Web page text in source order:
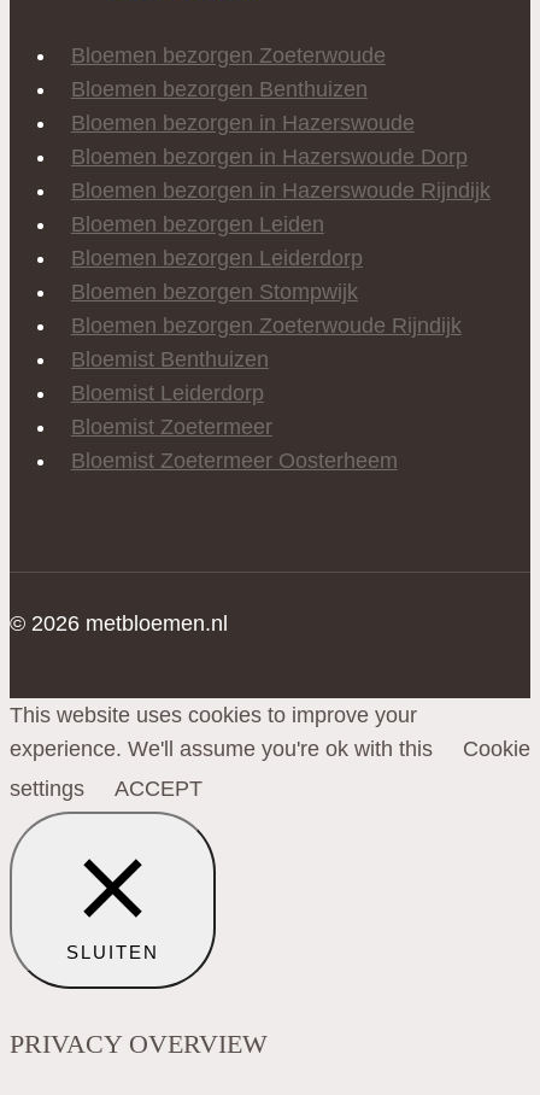
Bloemen bezorgen Zoeterwoude
Bloemen bezorgen Benthuizen
Bloemen bezorgen in Hazerswoude
Bloemen bezorgen in Hazerswoude Dorp
Bloemen bezorgen in Hazerswoude Rijndijk
Bloemen bezorgen Leiden
Bloemen bezorgen Leiderdorp
Bloemen bezorgen Stompwijk
Bloemen bezorgen Zoeterwoude Rijndijk
Bloemist Benthuizen
Bloemist Leiderdorp
Bloemist Zoetermeer
Bloemist Zoetermeer Oosterheem
© 2026 metbloemen.nl
This website uses cookies to improve your
experience. We'll assume you're ok with this
Cookie
settings
ACCEPT
SLUITEN
PRIVACY OVERVIEW